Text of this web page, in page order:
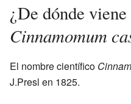
¿De dónde
Cinnamomum
El nombre científico
J.Presl en 1825.